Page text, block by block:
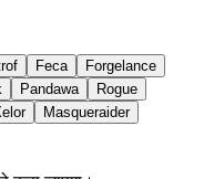
Feca
Forgelance
Pandawa
Rogue
Masqueraider